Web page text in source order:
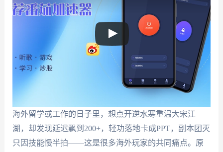
海外留学或工作的日子里，想点开逆水寒重温大宋江
湖，却发现延迟飘到200+，轻功落地卡成PPT，副本团灭
只因技能慢半拍——这是很多海外玩家的共同痛点。原